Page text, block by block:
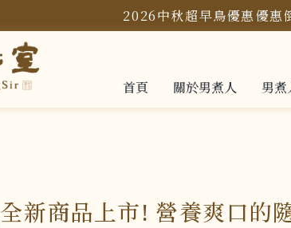
2026中秋超早鳥優惠優惠
首頁
關於男煮人
男煮
全新商品上市! 營養爽口的